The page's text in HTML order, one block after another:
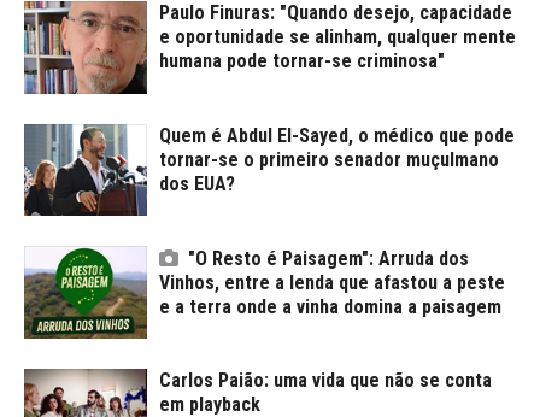
Paulo Finuras: "Quando desejo, capacidade
e oportunidade se alinham, qualquer mente
humana pode tornar-se criminosa"
Quem é Abdul El-Sayed, o médico que pode
tornar-se o primeiro senador muçulmano
dos EUA?
"O Resto é Paisagem": Arruda dos
Vinhos, entre a lenda que afastou a peste
e a terra onde a vinha domina a paisagem
Carlos Paião: uma vida que não se conta
em playback